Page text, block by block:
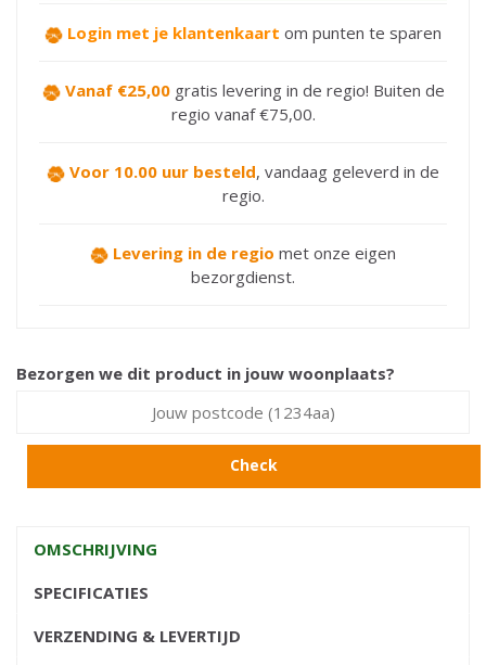
Login met je klantenkaart om punten te sparen
Vanaf €25,00gratis levering in de regio! Buiten de
regio vanaf €75,00.
Voor 10.00 uur besteld, vandaag geleverd in de
regio.
Levering in de regio met onze eigen
bezorgdienst.
Bezorgen we dit product in jouw woonplaats?
Check
OMSCHRIJVING
SPECIFICATIES
VERZENDING & LEVERTIJD